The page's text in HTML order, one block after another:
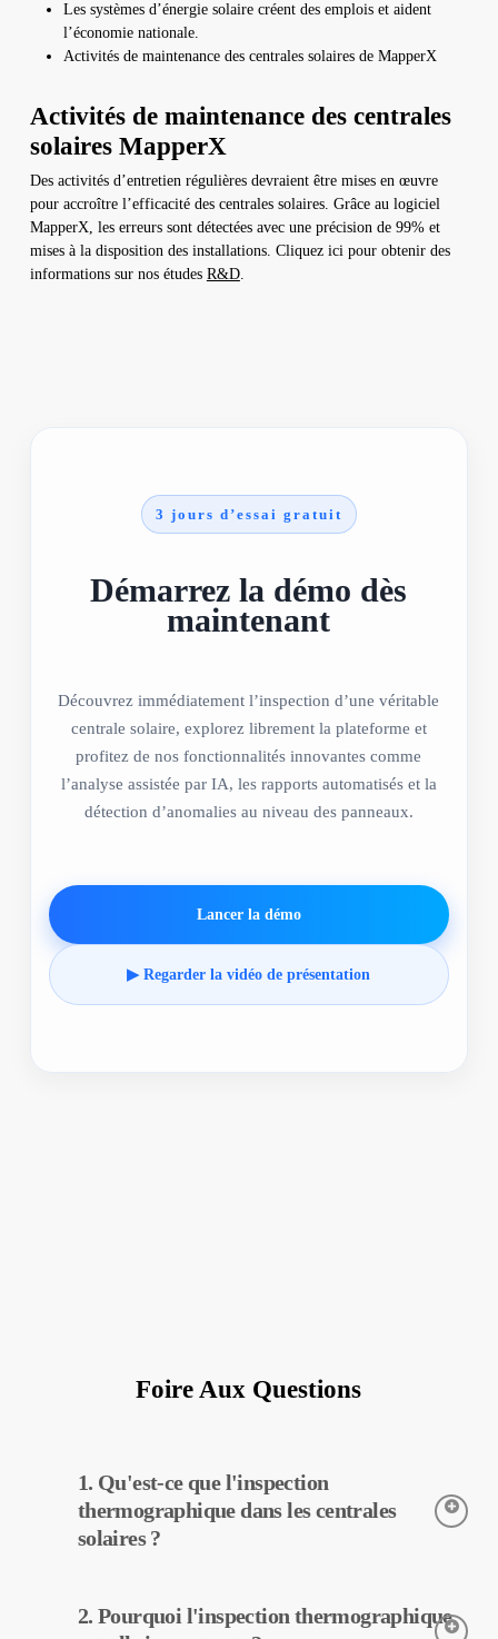
Les systèmes d’énergie solaire créent des emplois et aident
l’économie nationale.
Activités de maintenance des centrales solaires de MapperX
Activités de maintenance des centrales
solaires MapperX
Des activités d’entretien régulières devraient être mises en œuvre
pour accroître l’efficacité des centrales solaires. Grâce au logiciel
MapperX, les erreurs sont détectées avec une précision de 99% et
mises à la disposition des installations. Cliquez ici pour obtenir des
informations sur nos études R&D.
3 jours d’essai gratuit
Démarrez la démo dès
maintenant
Découvrez immédiatement l’inspection d’une véritable
centrale solaire, explorez librement la plateforme et
profitez de nos fonctionnalités innovantes comme
l’analyse assistée par IA, les rapports automatisés et la
détection d’anomalies au niveau des panneaux.
Lancer la démo
▶ Regarder la vidéo de présentation
Foire Aux Questions
1. Qu'est-ce que l'inspection
thermographique dans les centrales
solaires ?
détecter les températures des équipements dans les centrales
2. Pourquoi l'inspection thermographique